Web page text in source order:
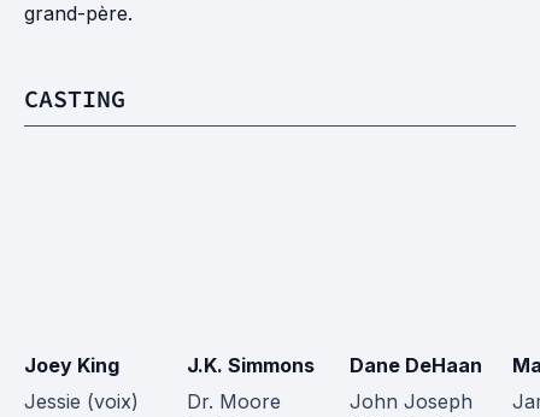
grand-père.
CASTING
Joey King
Jessie (voix)
J.K. Simmons
Dr. Moore
Dane DeHaan
John Joseph